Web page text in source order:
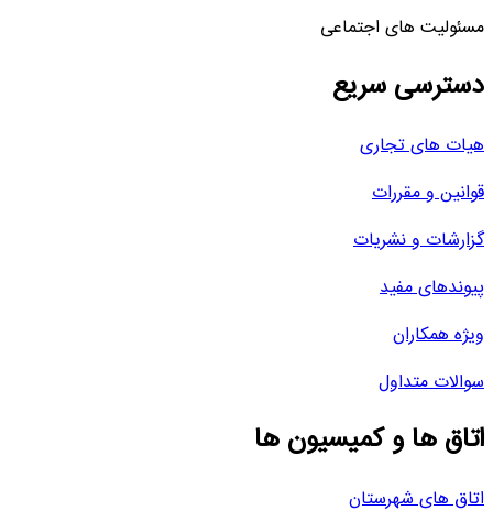
مسئولیت های اجتماعی
دسترسی سریع
هیات های تجاری
قوانین و مقررات
گزارشات و نشریات
پیوندهای مفید
ویژه همکاران
سوالات متداول
اتاق ها و کمیسیون ها
اتاق های شهرستان